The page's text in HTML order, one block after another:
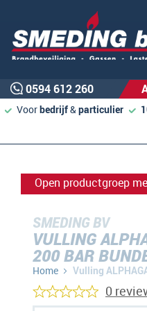
0594 612 260
Voorbedrijf&particulier
Open productgroep
SMEDING BV
VULLING
200 BAR
Home Vulling
0